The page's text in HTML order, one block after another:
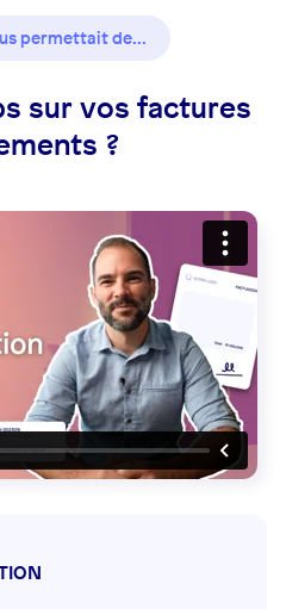
permettait de...
sur vos factures
?